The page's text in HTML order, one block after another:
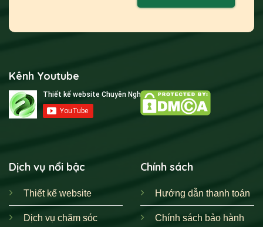
Kênh Youtube
Dịch vụ nổi bậc
Thiết kế website
Dịch vụ chăm sóc
Chính sách
Hướng dẫn thanh toán
Chính sách bảo hành